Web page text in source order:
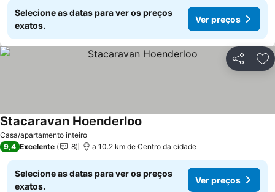
Selecione as datas para ver os preços
exatos.
Ver preços
Partilhar
Casa/apartamento inteiro
Stacaravan Hoenderloo
9,4 Excelente 8 a 10.2 km de Centro da cidade
Selecione as datas para ver os preços
exatos.
Ver preços